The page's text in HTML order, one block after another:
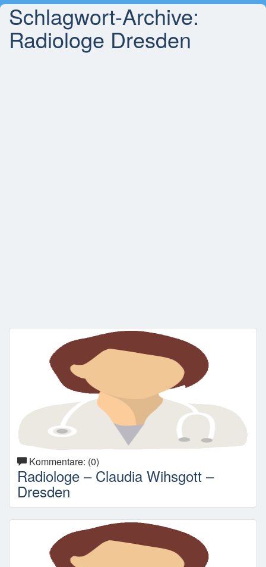
Schlagwort-Archive:
Radiologe Dresden
Kommentare: (0)
Radiologe – Claudia Wihsgott –
Dresden